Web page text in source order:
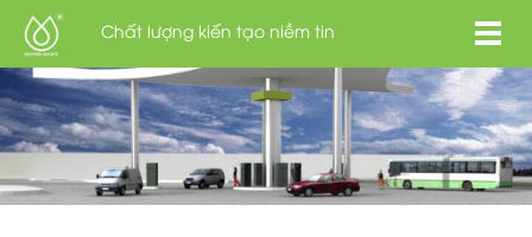
Chất lượng kiến tạo niềm tin